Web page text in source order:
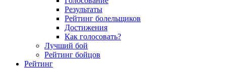
Результаты
Рейтинг болельщиков
Достижения
Как голосовать?
Лучший бой
Рейтинг бойцов
Рейтинг